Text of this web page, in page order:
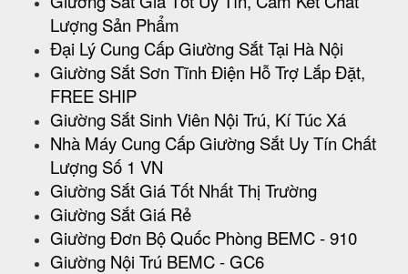
Lượng Sản Phẩm
Đại Lý Cung Cấp Giường Sắt Tại Hà Nội
Giường Sắt Sơn Tĩnh Điện Hỗ Trợ Lắp Đặt,
FREE SHIP
Giường Sắt Sinh Viên Nội Trú, Kí Túc Xá
Nhà Máy Cung Cấp Giường Sắt Uy Tín Chất
Lượng Số 1 VN
Giường Sắt Giá Tốt Nhất Thị Trường
Giường Sắt Giá Rẻ
Giường Đơn Bộ Quốc Phòng BEMC - 910
Giường Nội Trú BEMC - GC6